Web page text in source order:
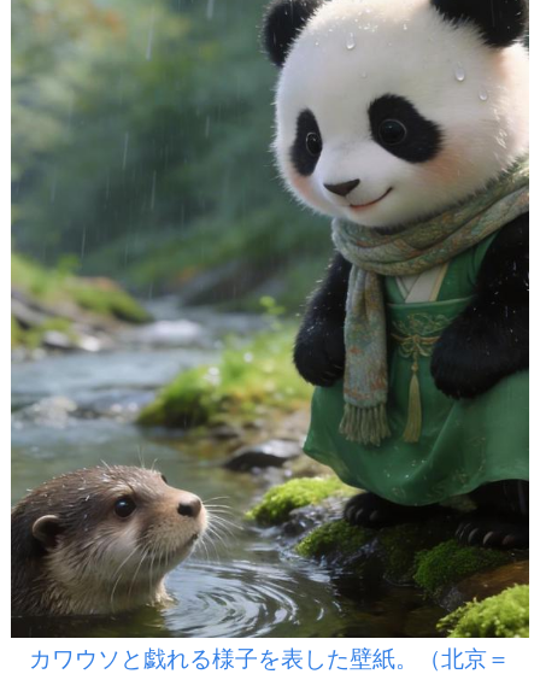
カワウソと戯れる様子を表した壁紙。（北京＝